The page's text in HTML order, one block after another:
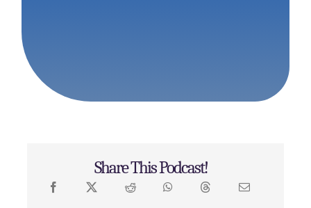
Share This Podcast!